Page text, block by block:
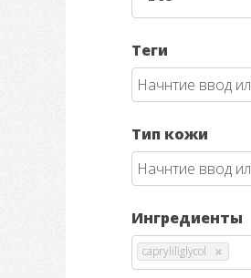
Теги
Тип кожи
Ингредиенты
capryliliglycol